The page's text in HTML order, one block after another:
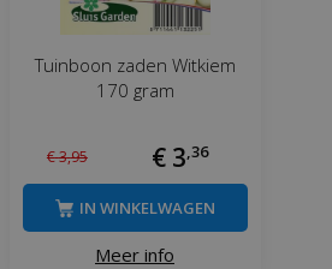
Tuinboon zaden Witkiem
170 gram
€3,95 € 3,36
Meer info
IN WINKELWAGEN